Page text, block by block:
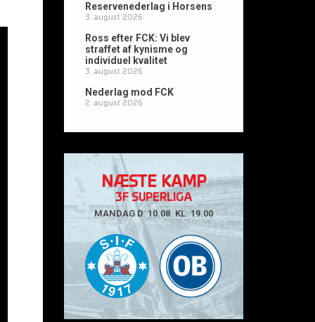
Reservenederlag i Horsens
3. august 2026
Ross efter FCK: Vi blev
straffet af kynisme og
individuel kvalitet
3. august 2026
Nederlag mod FCK
2. august 2026
NÆSTE KAMP
3F SUPERLIGA
MANDAG D. 10.08. KL. 19.00